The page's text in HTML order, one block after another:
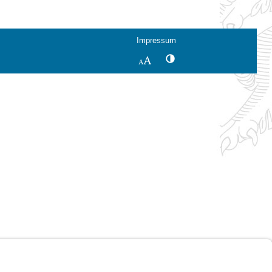
Impressum
SchriftgrößeKontrastwechsel